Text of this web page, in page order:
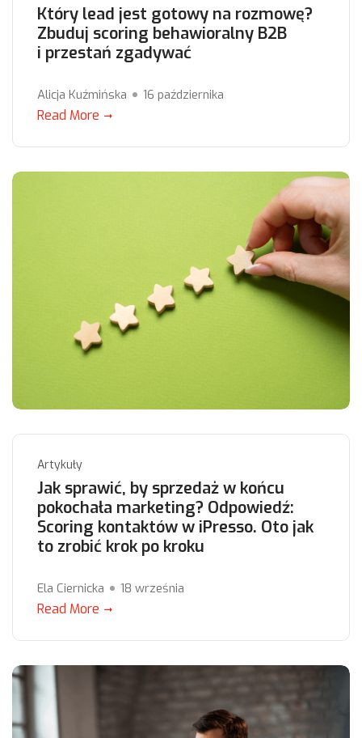
Który lead jest gotowy na rozmowę?
Zbuduj scoring behawioralny B2B
i przestań zgadywać
Alicja Kuźmińska 16 października
Read More
Artykuły
Jak sprawić, by sprzedaż w końcu
pokochała marketing? Odpowiedź:
Scoring kontaktów w iPresso. Oto jak
to zrobić krok po kroku
Ela Ciernicka 18 września
Read More